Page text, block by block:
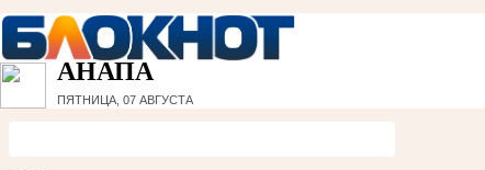
АНАПА
ПЯТНИЦА, 07 АВГУСТА